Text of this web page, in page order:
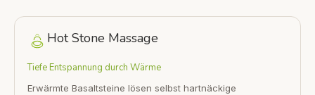
Hot Stone Massage
Tiefe Entspannung durch Wärme
Erwärmte Basaltsteine lösen selbst hartnäckige